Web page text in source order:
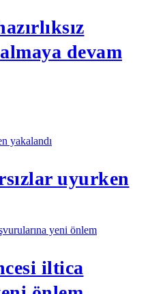
devam
uyurken
iltica